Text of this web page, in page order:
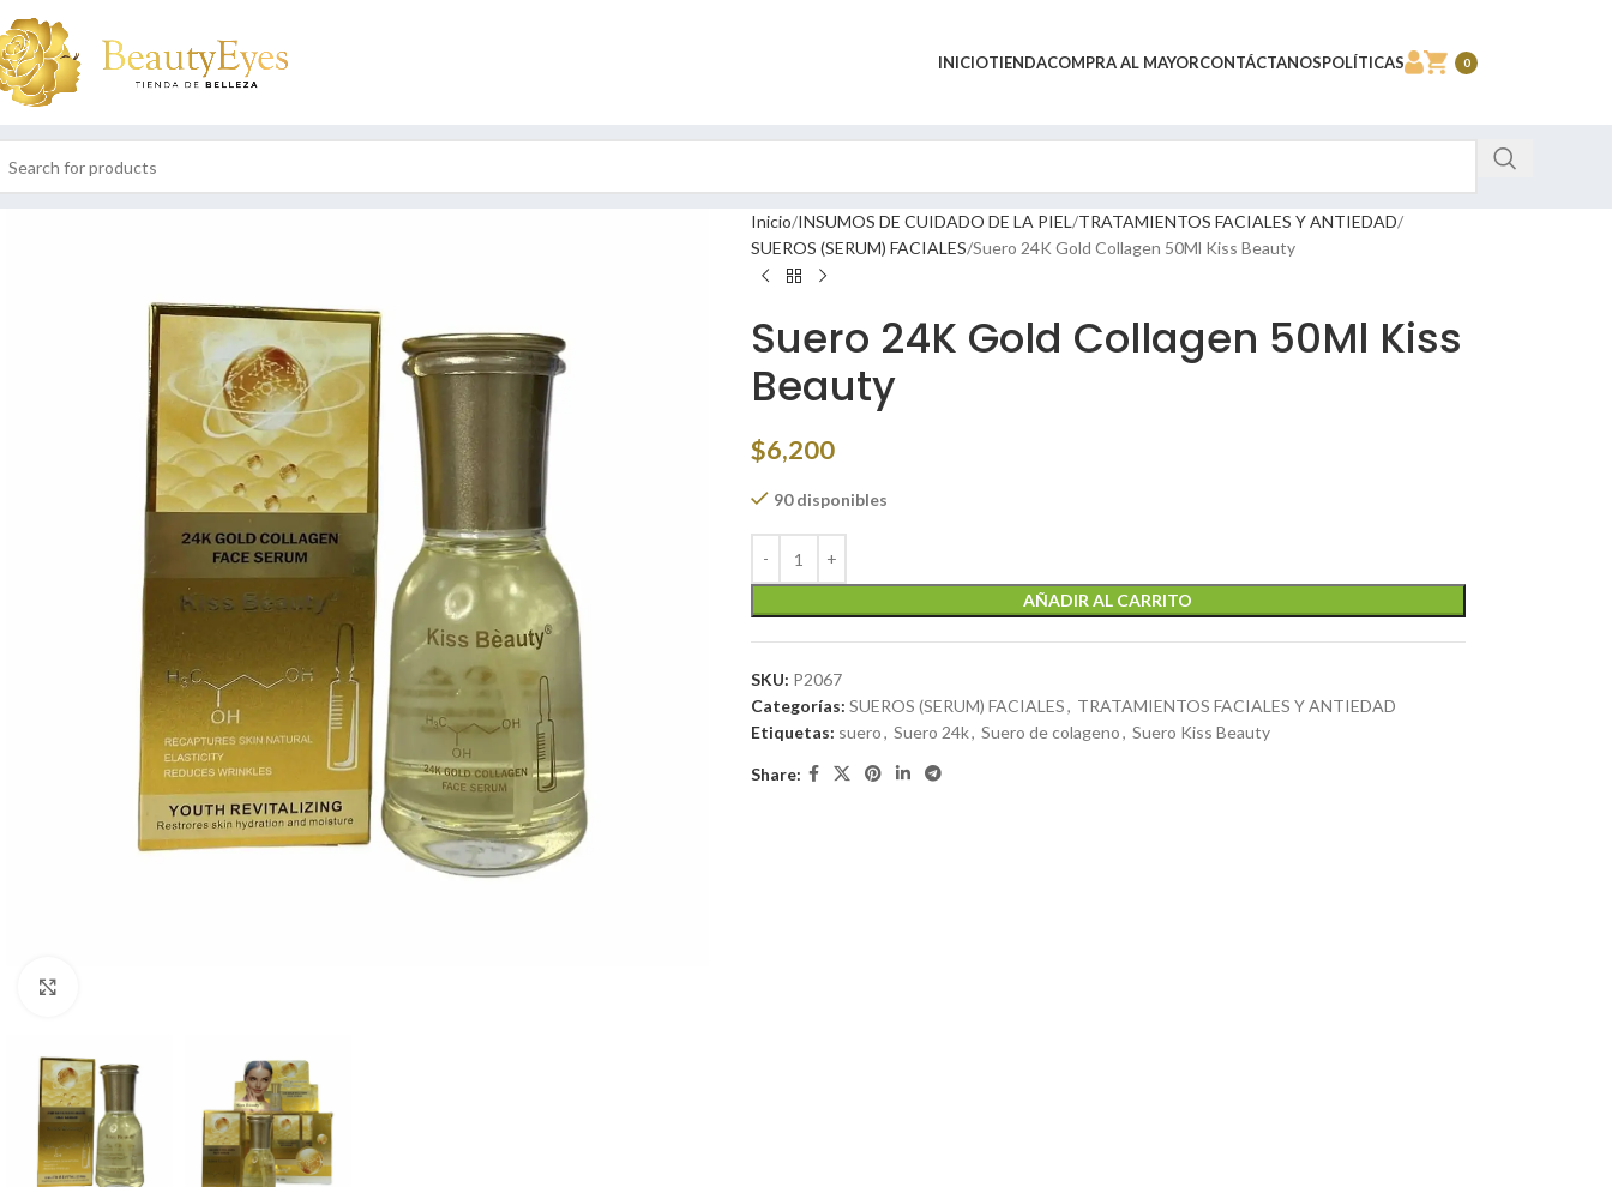
INICIOTIENDACOMPRA AL MAYORCONTÁCTANOSPOLÍTICAS 0
Inicio INSUMOS DE CUIDADO DE LA PIEL TRATAMIENTOS FACIALES Y ANTIEDAD
SUEROS (SERUM) FACIALES Suero 24K Gold Collagen 50Ml Kiss Beauty
Suero 24K Gold Collagen 50Ml Kiss
Beauty
$6,200
90 disponibles
AÑADIR AL CARRITO
SKU: P2067
Categorías: SUEROS (SERUM) FACIALES, TRATAMIENTOS FACIALES Y ANTIEDAD
Etiquetas: suero, Suero 24k, Suero de colageno, Suero Kiss Beauty
Share: